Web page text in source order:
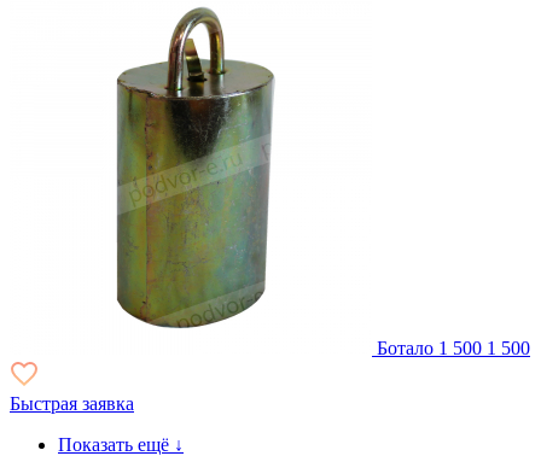
Ботало 1 500 1 500
Быстрая заявка
Показать ещё ↓